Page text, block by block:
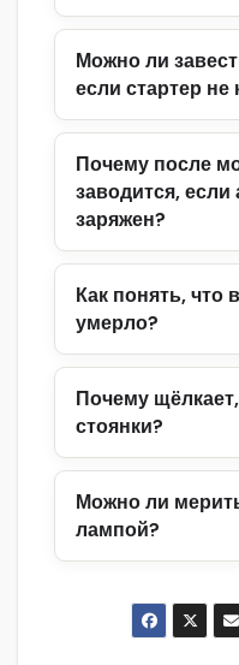
Можно ли
если стартер не
Почему после
заводится, если
заряжен?
Как понять, что
умерло?
Почему
стоянки?
Можно ли
лампой?